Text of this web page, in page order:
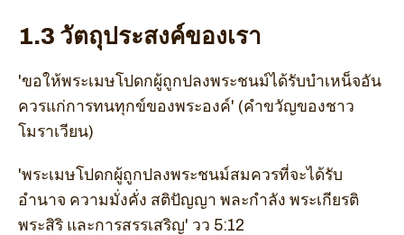
1.3 วัตถุประสงค์ของเรา
'ขอให้พระเมษโปดกผู้ถูกปลงพระชนม์ได้รับบำเหน็จอัน
ควรแก่การทนทุกข์ของพระองค์' (คำขวัญของชาว
โมราเวียน)
'พระเมษโปดกผู้ถูกปลงพระชนม์สมควรที่จะได้รับ
อำนาจ ความมั่งคั่ง สติปัญญา พละกำลัง พระเกียรติ
พระสิริ และการสรรเสริญ' วว 5:12